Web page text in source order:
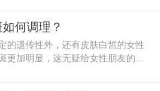
斑该怎么去除
何调理？
的遗传性外，还有皮肤白皙的女性
更加明显，这无疑给女性朋友的颜